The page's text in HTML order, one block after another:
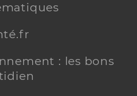
: les bons